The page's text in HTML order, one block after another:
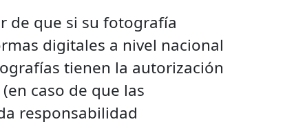
de que si su fotografía
digitales a nivel nacional
tienen la autorización
caso de que las
responsabilidad